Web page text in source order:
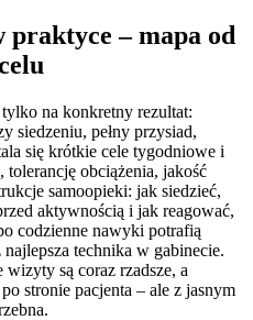
– mapa od
na konkretny rezultat:
siedzeniu, pełny przysiad,
się krótkie cele tygodniowe i
tolerancję obciążenia, jakość
samoopieki: jak siedzieć,
aktywnością i jak reagować,
codzienne nawyki potrafią
technika w gabinecie.
są coraz rzadsze, a
stronie pacjenta – ale z jasnym